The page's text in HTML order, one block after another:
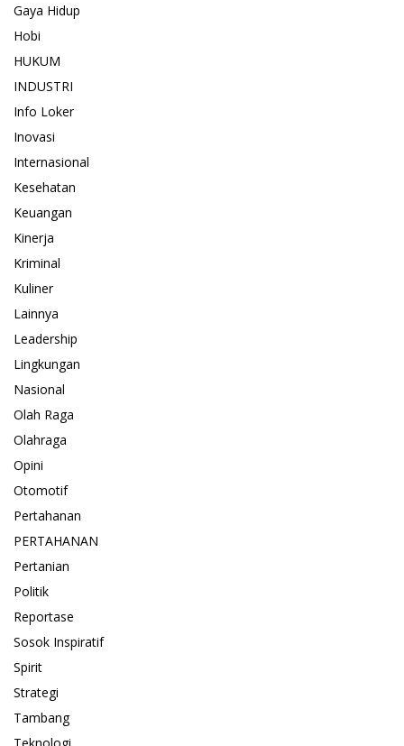
Gaya Hidup
Hobi
HUKUM
INDUSTRI
Info Loker
Inovasi
Internasional
Kesehatan
Keuangan
Kinerja
Kriminal
Kuliner
Lainnya
Leadership
Lingkungan
Nasional
Olah Raga
Olahraga
Opini
Otomotif
Pertahanan
PERTAHANAN
Pertanian
Politik
Reportase
Sosok Inspiratif
Spirit
Strategi
Tambang